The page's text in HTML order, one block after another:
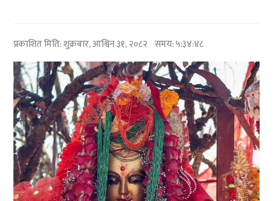
प्रकाशित मिति:शुक्रबार, आश्विन ३१, २०८२ समय: ५:३४:४८